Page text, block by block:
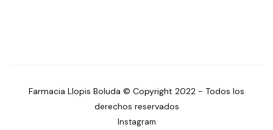
Farmacia Llopis Boluda © Copyright 2022 - Todos los
derechos reservados
Instagram